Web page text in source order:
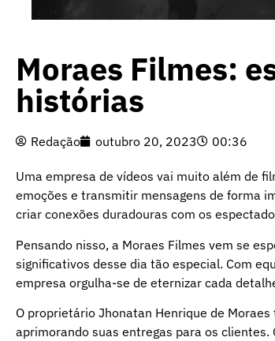
Moraes Filmes:
histórias
Redação outubro 20, 2023 00:36
Uma empresa de vídeos vai muito além de
emoções e transmitir mensagens de forma
criar conexões duradouras com os
Pensando nisso, a Moraes Filmes vem se
significativos desse dia tão especial. Com
empresa orgulha-se de eternizar cada
O proprietário Jhonatan Henrique de
aprimorando suas entregas para os